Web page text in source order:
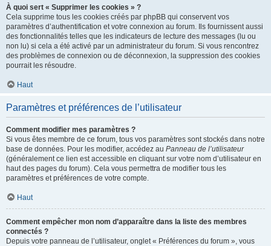
À quoi sert « Supprimer les cookies » ?
Cela supprime tous les cookies créés par phpBB qui conservent vos
paramètres d’authentification et votre connexion au forum. Ils fournissent aussi
des fonctionnalités telles que les indicateurs de lecture des messages (lu ou
non lu) si cela a été activé par un administrateur du forum. Si vous rencontrez
des problèmes de connexion ou de déconnexion, la suppression des cookies
pourrait les résoudre.
Haut
Paramètres et préférences de l’utilisateur
Comment modifier mes paramètres ?
Si vous êtes membre de ce forum, tous vos paramètres sont stockés dans notre
base de données. Pour les modifier, accédez au Panneau de l’utilisateur
(généralement ce lien est accessible en cliquant sur votre nom d’utilisateur en
haut des pages du forum). Cela vous permettra de modifier tous les
paramètres et préférences de votre compte.
Haut
Comment empêcher mon nom d’apparaître dans la liste des membres
connectés ?
Depuis votre panneau de l’utilisateur, onglet « Préférences du forum », vous